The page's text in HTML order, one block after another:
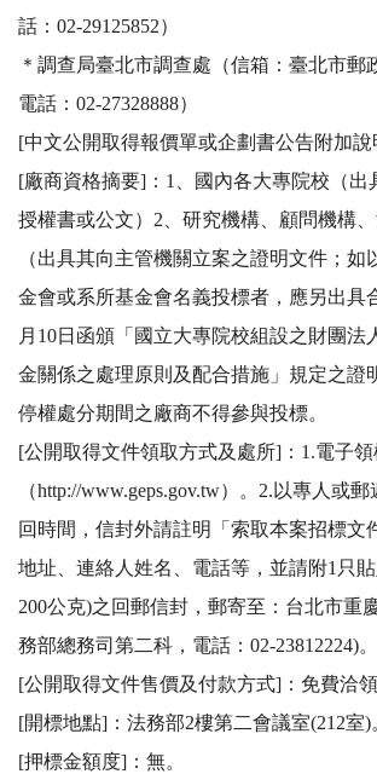
話：02-29125852）
＊調查局臺北市調查處（信箱：臺北市郵
電話：02-27328888）
[中文公開取得報價單或企劃書公告附加說
[廠商資格摘要]：1、國內各大專院校（出
授權書或公文）2、研究機構、顧問機構
（出具其向主管機關立案之證明文件；如
金會或系所基金會名義投標者，應另出具
月10日函頒「國立大專院校組設之財團法
金關係之處理原則及配合措施」規定之證
停權處分期間之廠商不得參與投標。
[公開取得文件領取方式及處所]：1.電子領
（http://www.geps.gov.tw）。2.以專人或
回時間，信封外請註明「索取本案招標文
地址、連絡人姓名、電話等，並請附1只
200公克)之回郵信封，郵寄至：台北市重
務部總務司第二科，電話：02-23812224)。
[公開取得文件售價及付款方式]：免費洽
[開標地點]：法務部2樓第二會議室(212室)
[押標金額度]：無。